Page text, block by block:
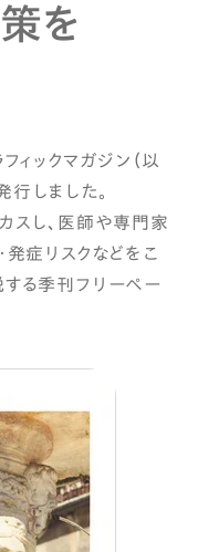
を
ィックマガジン（以
行しました。
スし、医師や専門家
発症リスクなどをこ
る季刊フリーペー